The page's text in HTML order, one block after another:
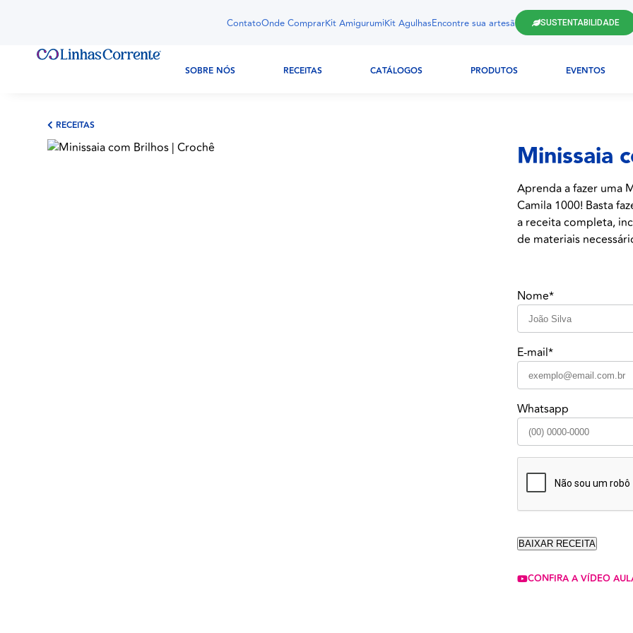
ContatoOnde ComprarKit AmigurumiKit AgulhasEncontre sua artesã SUSTENTABILIDADE
SOBRE NÓS RECEITAS CATÁLOGOS PRODUTOS EVENTOS
RECEITAS
Minissaia
Aprenda a fazer uma
Camila 1000! Basta
a receita completa,
de materiais
Nome*
E-mail*
Whatsapp
CONFIRA A VÍDEO